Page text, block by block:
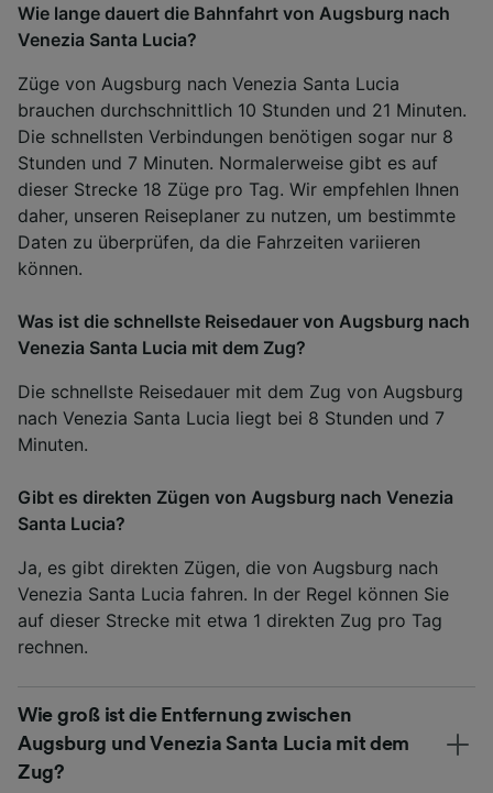
Wie lange dauert die Bahnfahrt von Augsburg nach
Venezia Santa Lucia?
Züge von Augsburg nach Venezia Santa Lucia
brauchen durchschnittlich 10 Stunden und 21 Minuten.
Die schnellsten Verbindungen benötigen sogar nur 8
Stunden und 7 Minuten. Normalerweise gibt es auf
dieser Strecke 18 Züge pro Tag. Wir empfehlen Ihnen
daher, unseren Reiseplaner zu nutzen, um bestimmte
Daten zu überprüfen, da die Fahrzeiten variieren
können.
Was ist die schnellste Reisedauer von Augsburg nach
Venezia Santa Lucia mit dem Zug?
Die schnellste Reisedauer mit dem Zug von Augsburg
nach Venezia Santa Lucia liegt bei 8 Stunden und 7
Minuten.
Gibt es direkten Zügen von Augsburg nach Venezia
Santa Lucia?
Ja, es gibt direkten Zügen, die von Augsburg nach
Venezia Santa Lucia fahren. In der Regel können Sie
auf dieser Strecke mit etwa 1 direkten Zug pro Tag
rechnen.
Wie groß ist die Entfernung zwischen
Augsburg und Venezia Santa Lucia mit dem
Zug?